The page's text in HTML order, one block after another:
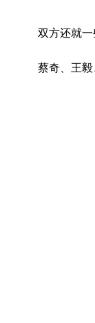
双方还就一
蔡奇、王毅